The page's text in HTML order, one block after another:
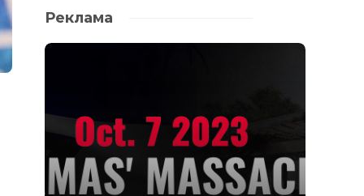
Реклама